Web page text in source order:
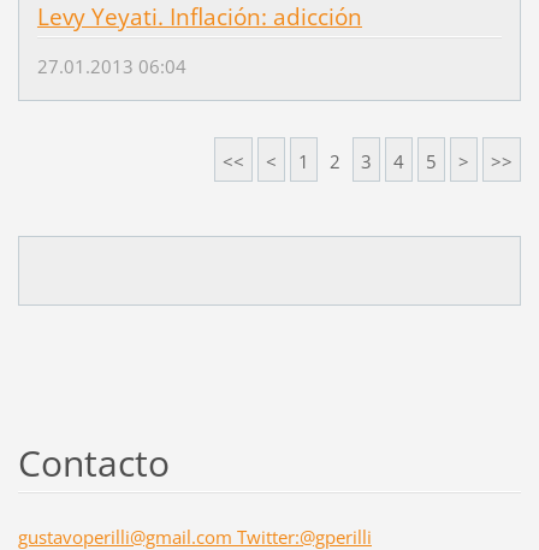
Levy Yeyati. Inflación: adicción
27.01.2013 06:04
<< < 1 2 3 4 5 > >>
Contacto
gustavoperilli@gmail.com Twitter:@gperilli